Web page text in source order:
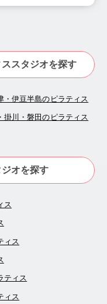
スタジオを探す
・伊豆半島のピラティス
掛川・磐田のピラティス
オを探す
ス
ィス
ティス
ィス